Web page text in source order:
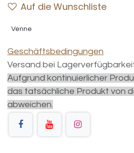
Auf die Wunschliste
Venne
Geschäftsbedingungen
Versand bei
Aufgrund kontinuierlicher
das tatsächliche Produkt von
abweichen.